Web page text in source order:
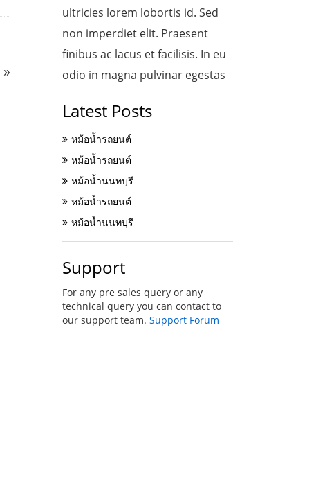
»
ultricies lorem lobortis id. Sed
non imperdiet elit. Praesent
finibus ac lacus et facilisis. In eu
odio in magna pulvinar egestas
Latest Posts
หม้อน้ำรถยนต์
หม้อน้ำรถยนต์
หม้อน้ำนนทบุรี
หม้อน้ำรถยนต์
หม้อน้ำนนทบุรี
Support
For any pre sales query or any
technical query you can contact to
our support team. Support Forum